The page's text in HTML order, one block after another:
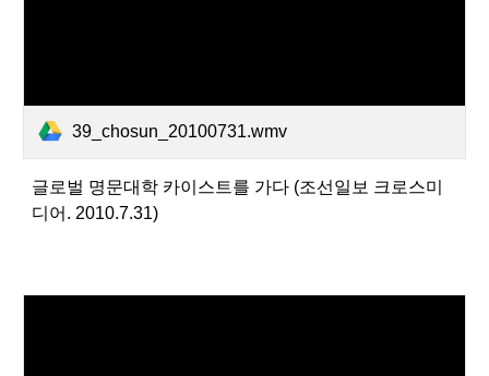
39_chosun_20100731.wmv
글로벌 명문대학 카이스트를 가다 (조선일보 크로스미
디어. 2010.7.31)